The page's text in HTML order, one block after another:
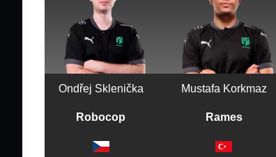
Ondřej Sklenička
Robocop
Mustafa Korkmaz
Rames